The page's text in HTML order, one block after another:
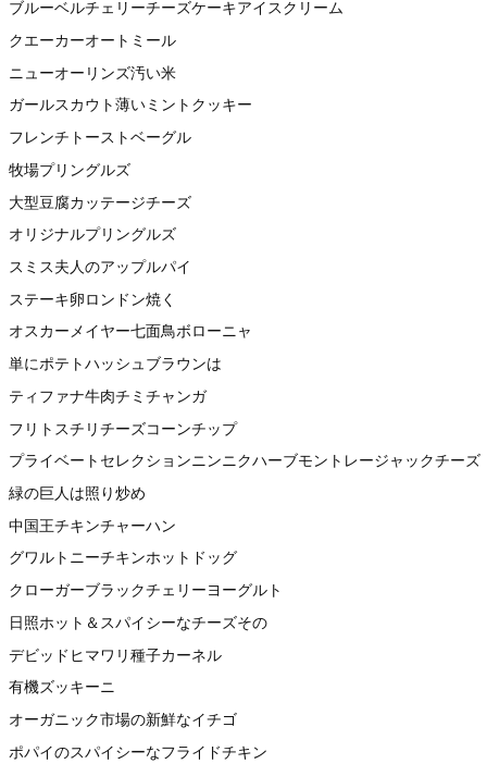
ブルーベルチェリーチーズケーキアイスクリーム
クエーカーオートミール
ニューオーリンズ汚い米
ガールスカウト薄いミントクッキー
フレンチトーストベーグル
牧場プリングルズ
大型豆腐カッテージチーズ
オリジナルプリングルズ
スミス夫人のアップルパイ
ステーキ卵ロンドン焼く
オスカーメイヤー七面鳥ボローニャ
単にポテトハッシュブラウンは
ティファナ牛肉チミチャンガ
フリトスチリチーズコーンチップ
プライベートセレクションニンニクハーブモントレージャックチーズ
緑の巨人は照り炒め
中国王チキンチャーハン
グワルトニーチキンホットドッグ
クローガーブラックチェリーヨーグルト
日照ホット＆スパイシーなチーズその
デビッドヒマワリ種子カーネル
有機ズッキーニ
オーガニック市場の新鮮なイチゴ
ポパイのスパイシーなフライドチキン